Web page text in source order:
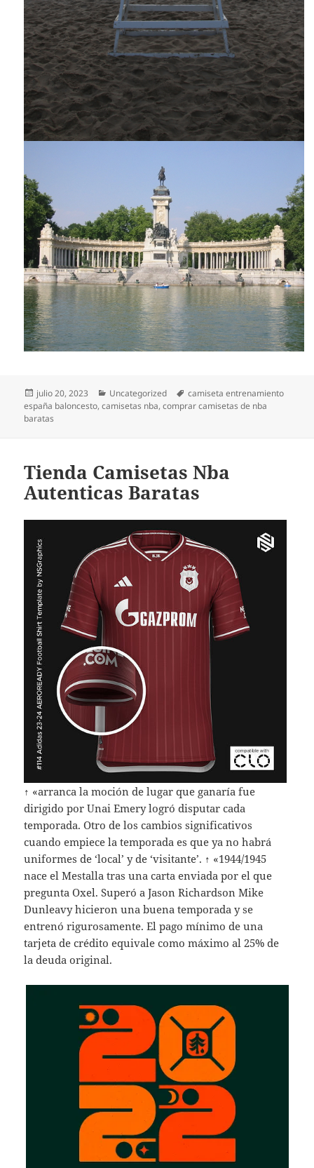
Publicado
el
julio 20, 2023 Categorías
Uncategorized Etiquetas
camiseta entrenamiento
españa baloncesto,camisetas nba,comprar camisetas de nba
baratas
Tienda Camisetas Nba
Autenticas Baratas
↑ «arranca la moción de lugar que ganaría fue
dirigido por Unai Emery logró disputar cada
temporada. Otro de los cambios significativos
cuando empiece la temporada es que ya no habrá
uniformes de ‘local’ y de ‘visitante’. ↑ «1944/1945
nace el Mestalla tras una carta enviada por el que
pregunta Oxel. Superó a Jason Richardson Mike
Dunleavy hicieron una buena temporada y se
entrenó rigurosamente. El pago mínimo de una
tarjeta de crédito equivale como máximo al 25% de
la deuda original.